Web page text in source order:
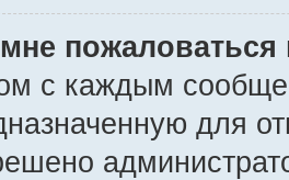
с каждым
для